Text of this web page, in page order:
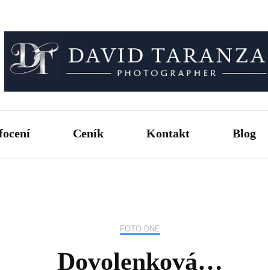
David
Fotograf pro chvíle, na kterých záleží.
Ceník Kontakt Blog
FOTO DNE
Dovolenková…